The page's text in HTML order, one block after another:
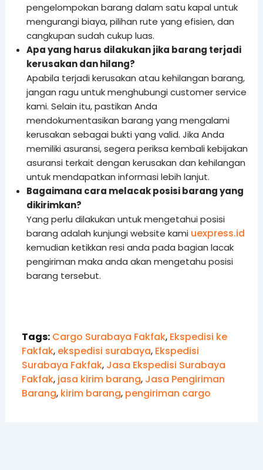
pengelompokan barang dalam satu kapal untuk
mengurangi biaya, pilihan rute yang efisien, dan
cangkupan sudah cukup luas.
Apa yang harus dilakukan jika barang terjadi
kerusakan dan hilang?
Apabila terjadi kerusakan atau kehilangan barang,
jangan ragu untuk menghubungi customer service
kami. Selain itu, pastikan Anda
mendokumentasikan barang yang mengalami
kerusakan sebagai bukti yang valid. Jika Anda
memiliki asuransi, segera periksa kembali kebijakan
asuransi terkait dengan kerusakan dan kehilangan
untuk mendapatkan informasi lebih lanjut.
Bagaimana cara melacak posisi barang yang
dikirimkan?
Yang perlu dilakukan untuk mengetahui posisi
barang adalah kunjungi website kami uexpress.id
kemudian ketikkan resi anda pada bagian lacak
pengiriman maka anda akan mengetahu posisi
barang tersebut.
Tags: Cargo Surabaya Fakfak, Ekspedisi ke
Fakfak, ekspedisi surabaya, Ekspedisi
Surabaya Fakfak, Jasa Ekspedisi Surabaya
Fakfak, jasa kirim barang, Jasa Pengiriman
Barang, kirim barang, pengiriman cargo